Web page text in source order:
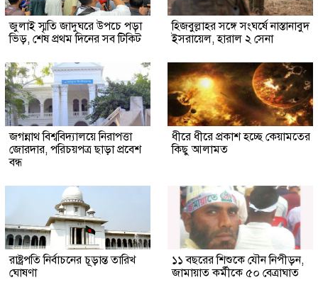
জুলাই স্মৃতি জাদুঘরে উপচে পড়া
ভিড়, শেষ প্রথম দিনের সব টিকিট
হিজবুল্লাহর সঙ্গে সংঘর্ষে নাস্তানাবুদ
ইসরায়েল, হারাল ২ সেনা
জগন্নাথ বিশ্ববিদ্যালয়ে নিরাপত্তা
জোরদার, পরিচয়পত্র ছাড়া প্রবেশ
বন্ধ
ধীরে ধীরে প্রকাশ হচ্ছে কেয়ামতের
কিছু আলামত
রাষ্ট্রপতি নির্বাচনের চূড়ান্ত তারিখ
ঘোষণা
১১ বছরের শিশুকে যৌন নিপীড়ন,
জামায়াত কর্মীকে ৫০ বেত্রাঘাত